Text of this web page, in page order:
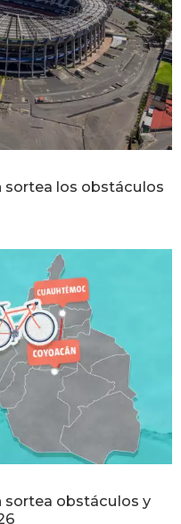
sortea los obstáculos
sortea obstáculos y